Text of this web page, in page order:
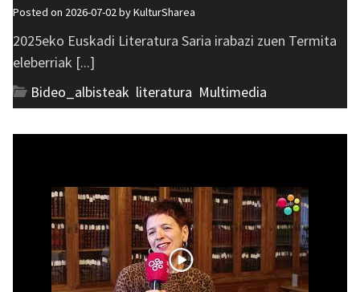
Posted on 2026-07-02 byKulturSharea
2025eko Euskadi Literatura Saria irabazi zuen Termita
eleberriak [...]
Bideo_albisteak literatura Multimedia